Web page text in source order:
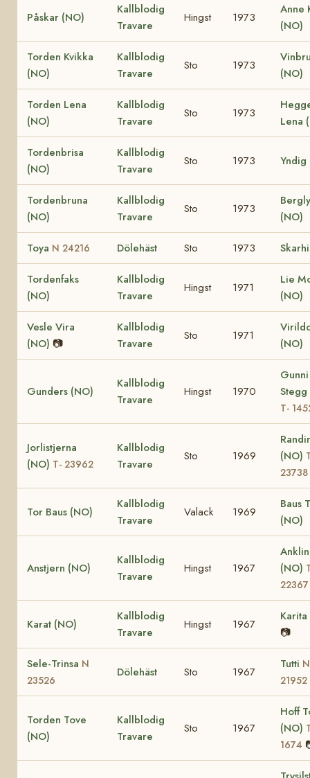
Påskar (NO)
Kallblodig
Travare
Hingst 1973
Anne
(NO)
Torden Kvikka
(NO)
Kallblodig
Travare
Sto 1973
(NO)
Torden Lena
(NO)
Kallblodig
Travare
Sto 1973
Lena
Tordenbrisa
(NO)
Kallblodig
Travare
Sto 1973 Yndig
Tordenbruna
(NO)
Kallblodig
Travare
Sto 1973
Bergly
(NO)
Toya N 24216 Dölehäst Sto 1973
Tordenfaks
(NO)
Kallblodig
Travare
Hingst 1971
Lie
(NO)
Vesle Vira
(NO) 📷
Kallblodig
Travare
Sto 1971
(NO)
Gunders (NO)
Kallblodig
Travare
Hingst 1970
Gunni
T-
Jorlistjerna
(NO) T- 23962
Kallblodig
Travare
Sto 1969
(NO)
23738
Tor Baus (NO)
Kallblodig
Travare
Valack 1969
Baus
(NO)
Anstjern (NO)
Kallblodig
Travare
Hingst 1967
(NO)
22367
Karat (NO)
Kallblodig
Travare
Hingst 1967
📷
Sele-Trinsa N
23526
Dölehäst Sto 1967
Tutti N
21952
Torden Tove
(NO)
Kallblodig
Travare
Sto 1967
Hoff
(NO)
1674